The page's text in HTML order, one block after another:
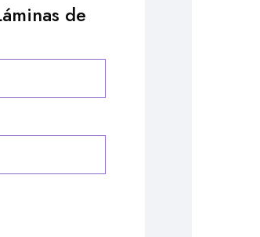
de